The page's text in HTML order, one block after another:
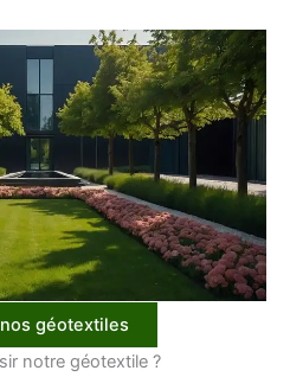
géotextiles
notre géotextile ?